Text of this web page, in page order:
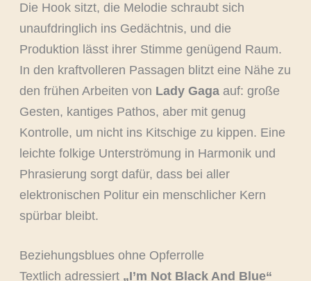
Die Hook sitzt, die Melodie schraubt sich
unaufdringlich ins Gedächtnis, und die
Produktion lässt ihrer Stimme genügend Raum.
In den kraftvolleren Passagen blitzt eine Nähe zu
den frühen Arbeiten von Lady Gagaauf: große
Gesten, kantiges Pathos, aber mit genug
Kontrolle, um nicht ins Kitschige zu kippen. Eine
leichte folkige Unterströmung in Harmonik und
Phrasierung sorgt dafür, dass bei aller
elektronischen Politur ein menschlicher Kern
spürbar bleibt.
Beziehungsblues ohne Opferrolle
Textlich adressiert „I’m Not Black And Blue“